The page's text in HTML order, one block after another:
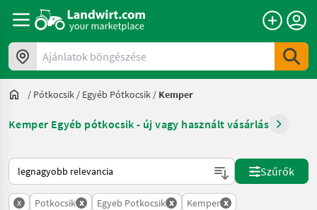
Ajánlatok böngészése
/ Pótkocsik / Egyéb Pótkocsik / Kemper
Kemper Egyéb pótkocsik - új vagy használt vásárlás
Így van sorba rendezve a Landwirt.com-on
Szűrők
x Potkocsik x Egyeb Potkocsik x Kemper x